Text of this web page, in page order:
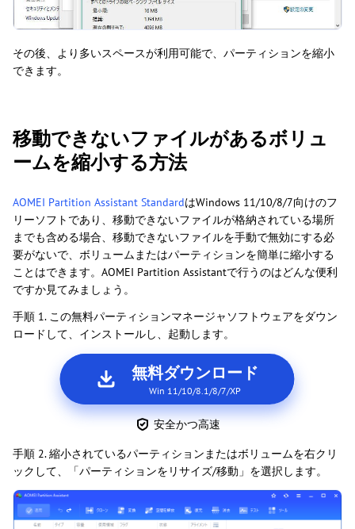
その後、より多いスペースが利用可能で、パーティションを縮小
できます。
移動できないファイルがあるボリュ
ームを縮小する方法
AOMEI Partition Assistant StandardはWindows 11/10/8/7向けのフ
リーソフトであり、移動できないファイルが格納されている場所
までも含める場合、移動できないファイルを手動で無効にする必
要がないで、ボリュームまたはパーティションを簡単に縮小する
ことはできます。AOMEI Partition Assistantで行うのはどんな便利
ですか見てみましょう。
手順 1. この無料パーティションマネージャソフトウェアをダウン
ロードして、インストールし、起動します。
無料ダウンロード
Win 11/10/8.1/8/7/XP
安全かつ高速
手順 2. 縮小されているパーティションまたはボリュームを右クリ
ックして、「パーティションをリサイズ/移動」を選択します。